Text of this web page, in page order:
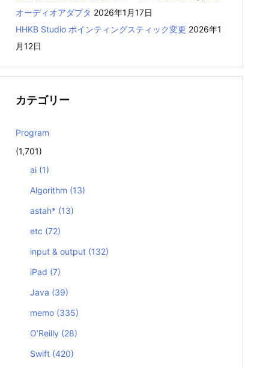
オーディオアダプタ 2026年1月17日
HHKB Studio ポインティングスティック変更 2026年1
月12日
カテゴリー
Program
(1,701)
ai (1)
Algorithm (13)
astah* (13)
etc (72)
input & output (132)
iPad (7)
Java (39)
memo (335)
O’Reilly (28)
Swift (420)